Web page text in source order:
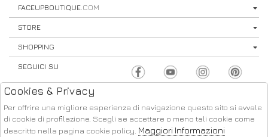
FACEUPBOUTIQUE.COM
STORE
SHOPPING
SEGUICI SU
Cookies & Privacy
Per offrire una migliore esperienza di navigazione questo sito si avvale
di cookie di profilazione. Scegli se accettare o meno tali cookie come
descritto nella pagina cookie policy. Maggiori Informazioni